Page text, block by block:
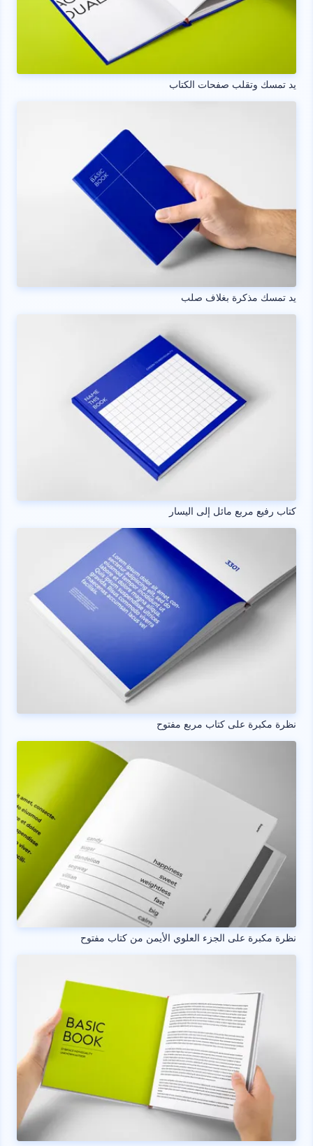
يد تمسك وتقلب صفحات الكتاب
يد تمسك مذكرة بغلاف صلب
كتاب رفيع مربع مائل إلى اليسار
نظرة مكبرة على كتاب مربع مفتوح
نظرة مكبرة على الجزء العلوي الأيمن من كتاب مفتوح